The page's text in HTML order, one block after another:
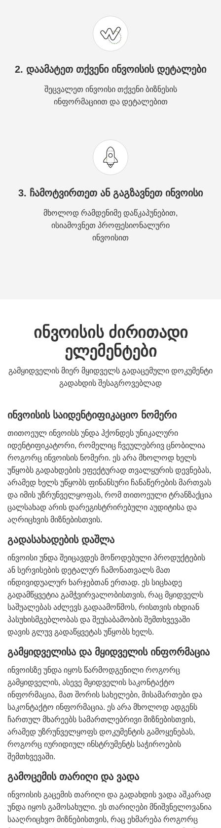
2. დაამატეთ თქვენი ინვოისის დეტალები
შეცვალეთ ინვოისი თქვენი ბიზნესის
ინფორმაციით და დეტალებით
3. ჩამოტვირთეთ ან გაგზავნეთ ინვოისი
მხოლოდ რამდენიმე დაწკაპუნებით,
ისიამოვნეთ პროფესიონალური
ინვოისით
ინვოისის ძირითადი
ელემენტები
გამყიდველის მიერ მყიდველს გადაცემული დოკუმენტი
გადახდის შესაგროვებლად
ინვოისის საიდენტიფიკაციო ნომერი
თითოეულ ინვოისს უნდა ჰქონდეს უნიკალური
იდენტიფიკატორი, რომელიც ჩვეულებრივ ცნობილია
როგორც ინვოისის ნომერი. ეს არა მხოლოდ ხელს
უწყობს გადახდების ეფექტურად თვალყურის დევნებას,
არამედ ხელს უწყობს ფინანსური ჩანაწერების მართვას
და იმის უზრუნველყოფას, რომ თითოეული ტრანზაქცია
ცალსახად არის დარეგისტრირებული აუდიტისა და
აღრიცხვის მიზნებისთვის.
გადასახადების დაშლა
ინვოისი უნდა შეიცავდეს მოწოდებული პროდუქტების
ან სერვისების დეტალურ ჩამონათვალს მათ
ინდივიდუალურ ხარჯებთან ერთად. ეს სიცხადე
გადამწყვეტია გამჭვირვალობისთვის, რაც მყიდველს
საშუალებას აძლევს გადაამოწმოს, რისთვის იხდიან
პასუხისმგებლობას და შეუსაბამობის შემთხვევაში
დავის გლუვ გადაწყვეტას უწყობს ხელს.
გამყიდველისა და მყიდველის ინფორმაცია
ინვოისზე უნდა იყოს წარმოდგენილი როგორც
გამყიდველის, ასევე მყიდველის საკონტაქტო
ინფორმაცია, მათ შორის სახელები, მისამართები და
საკონტაქტო ინფორმაცია. ეს არა მხოლოდ ადგენს
ჩართულ მხარეებს სამართლებრივი მიზნებისთვის,
არამედ უზრუნველყოფს დოკუმენტის გამოყენებას,
როგორც იურიდიულ ინსტრუმენტს საჭიროების
შემთხვევაში.
გამოცემის თარიღი და ვადა
ინვოისის გაცემის თარიღი და გადახდის ვადა აშკარად
უნდა იყოს გამოსახული. ეს თარიღები მნიშვნელოვანია
სააღრიცხვო მიზნებისთვის, რაც ეხმარება როგორც